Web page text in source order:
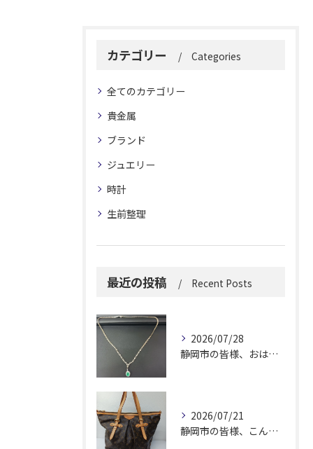
カテゴリー Categories
全てのカテゴリー
貴金属
ブランド
ジュエリー
時計
生前整理
最近の投稿 Recent Posts
2026/07/28
静岡市の皆様、おはようございます。
2026/07/21
静岡市の皆様、こんにちは！